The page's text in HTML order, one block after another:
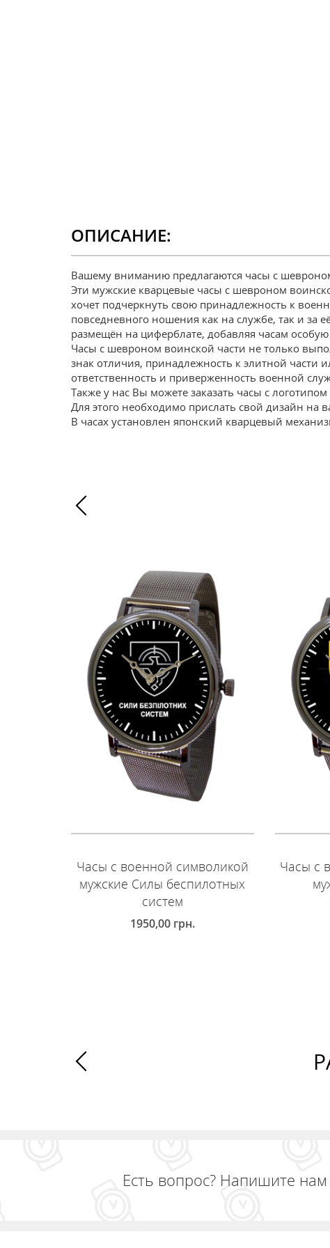
ОПИСАНИЕ:
Вашему вниманию предлагаются часы с
Эти мужские кварцевые часы с шевроном
хочет подчеркнуть свою принадлежность к
повседневного ношения как на службе, так и за
размещён на циферблате, добавляя часам
Часы с шевроном воинской части не только
знак отличия, принадлежность к элитной части
ответственность и приверженность военной
Также у нас Вы можете заказать часы с
Для этого необходимо прислать свой дизайн на
В часах установлен японский кварцевый
Часы с военной символикой
мужские Силы беспилотных
систем
1950,00 грн.
Часы с
Есть вопрос? Напишите